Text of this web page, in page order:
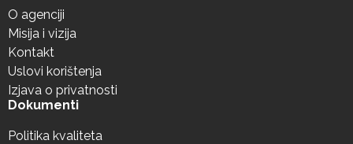
O agenciji
Misija i vizija
Kontakt
Uslovi korištenja
Izjava o privatnosti
Dokumenti
Politika kvaliteta